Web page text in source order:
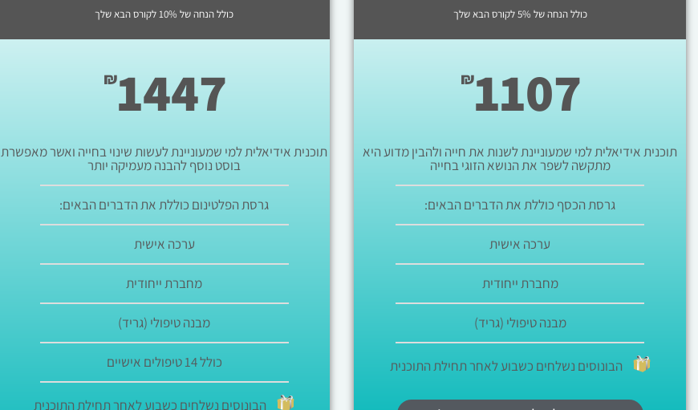
כולל הנחה של 5% לקורס הבא שלך
₪1107
תוכנית אידיאלית למי שמעוניינת לשנות את חייה ולהבין מדוע היא
מתקשה לשפר את הנושא הזוגי בחייה
גרסת הכסף כוללת את הדברים הבאים:
ערכה אישית
מחברת ייחודית
מבנה טיפולי (גריד)
הבונוסים נשלחים כשבוע לאחר תחילת התוכנית
כולל הנחה של 10% לקורס הבא שלך
₪1447
תוכנית אידיאלית למי שמעוניינת לעשות שינוי בחייה ואשר מאפשרת
בוסט נוסף להבנה מעמיקה יותר
גרסת הפלטינום כוללת את הדברים הבאים:
ערכה אישית
מחברת ייחודית
מבנה טיפולי (גריד)
כולל 14 טיפולים אישיים
הבונוסים נשלחים כשבוע לאחר תחילת התוכנית